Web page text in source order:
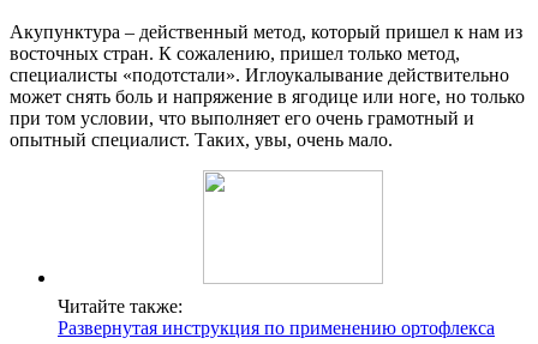
Акупунктура – действенный метод, который пришел к нам из
восточных стран. К сожалению, пришел только метод,
специалисты «подотстали». Иглоукалывание действительно
может снять боль и напряжение в ягодице или ноге, но только
при том условии, что выполняет его очень грамотный и
опытный специалист. Таких, увы, очень мало.
Читайте также:
Развернутая инструкция по применению ортофлекса